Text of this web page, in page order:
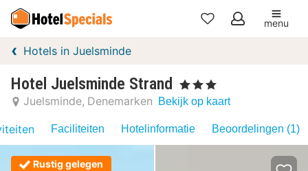
Mijn
menu
Hotels in Juelsminde
Hotel Juelsminde Strand , 3 Sterren
Juelsminde Denemarken Bekijk op kaart
Faciliteiten Hotelinformatie Beoordelingen (1)
Rustig gelegen